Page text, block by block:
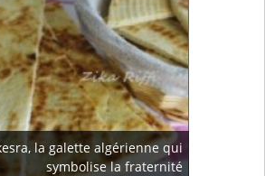
la galette algérienne qui
symbolise la fraternité